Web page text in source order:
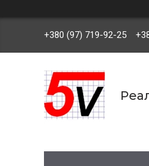
+380 (97) 719-92-25